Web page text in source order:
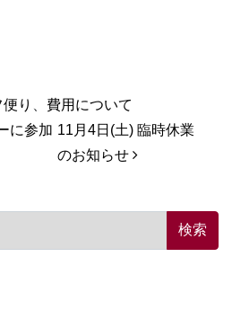
り 費用について
ョン
に参加 11月4日(土) 臨時休業
のお知らせ